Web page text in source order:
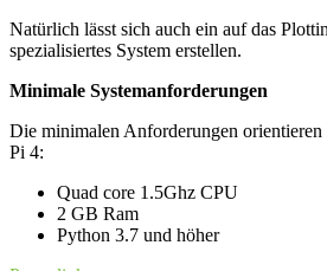
Natürlich lässt sich auch ein auf das
spezialisiertes System erstellen.
Minimale Systemanforderungen
Die minimalen Anforderungen orientieren
Pi 4:
Quad core 1.5Ghz CPU
2 GB Ram
Python 3.7 und höher